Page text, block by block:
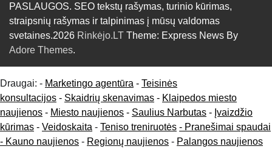
PASLAUGOS. SEO tekstų rašymas, turinio kūrimas,
straipsnių rašymas ir talpinimas į mūsų valdomas
svetaines.2026 Rinkėjo.LT Theme: Express News By
Adore Themes.
Draugai: - Marketingo agentūra - Teisinės
konsultacijos - Skaidrių skenavimas - Klaipedos miesto
naujienos - Miesto naujienos - Saulius Narbutas - Įvaizdžio
kūrimas - Veidoskaita - Teniso treniruotės - Pranešimai spaudai
- Kauno naujienos - Regionų naujienos - Palangos naujienos